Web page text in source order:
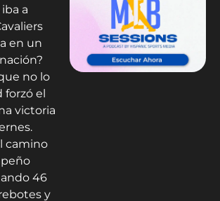
a
en un
no lo
forzó el
victoria
camino
46
y